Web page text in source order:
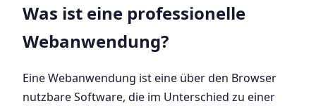
Was ist eine professionelle
Webanwendung?
Eine Webanwendung ist eine über den Browser
nutzbare Software, die im Unterschied zu einer